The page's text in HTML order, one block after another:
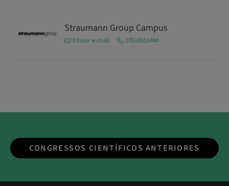
Straumann Group Campus
Enviar e-mail 07614501444
CONGRESSOS CIENTÍFICOS ANTERIORES